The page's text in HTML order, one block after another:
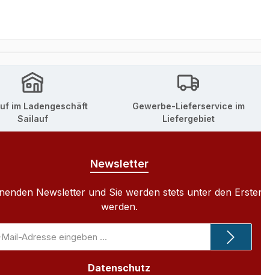
im Ladengeschäft
Sailauf
Gewerbe-Lieferservice im
Liefergebiet
Newsletter
Newsletter und Sie werden stets unter den
werden.
Datenschutz